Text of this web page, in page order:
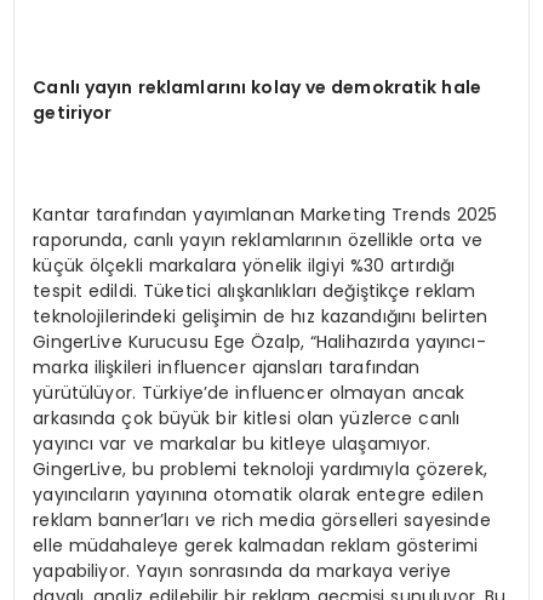
Canlı yayın reklamlarını kolay ve demokratik hale
getiriyor
Kantar tarafından yayımlanan Marketing Trends 2025
raporunda, canlı yayın reklamlarının özellikle orta ve
küçük ölçekli markalara yönelik ilgiyi %30 artırdığı
tespit edildi. Tüketici alışkanlıkları değiştikçe reklam
teknolojilerindeki gelişimin de hız kazandığını belirten
GingerLive Kurucusu Ege Özalp, “Halihazırda yayıncı-
marka ilişkileri influencer ajansları tarafından
yürütülüyor. Türkiye’de influencer olmayan ancak
arkasında çok büyük bir kitlesi olan yüzlerce canlı
yayıncı var ve markalar bu kitleye ulaşamıyor.
GingerLive, bu problemi teknoloji yardımıyla çözerek,
yayıncıların yayınına otomatik olarak entegre edilen
reklam banner’ları ve rich media görselleri sayesinde
elle müdahaleye gerek kalmadan reklam gösterimi
yapabiliyor. Yayın sonrasında da markaya veriye